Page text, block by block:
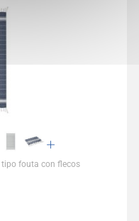
fouta con flecos